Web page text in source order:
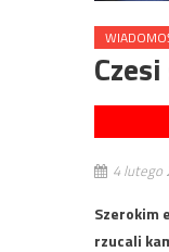
4 lutego
Szerokim
rzucali